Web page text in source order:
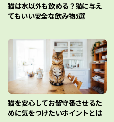
猫は水以外も飲める？猫に与え
てもいい安全な飲み物5選
猫を安心してお留守番させるた
めに気をつけたいポイントとは